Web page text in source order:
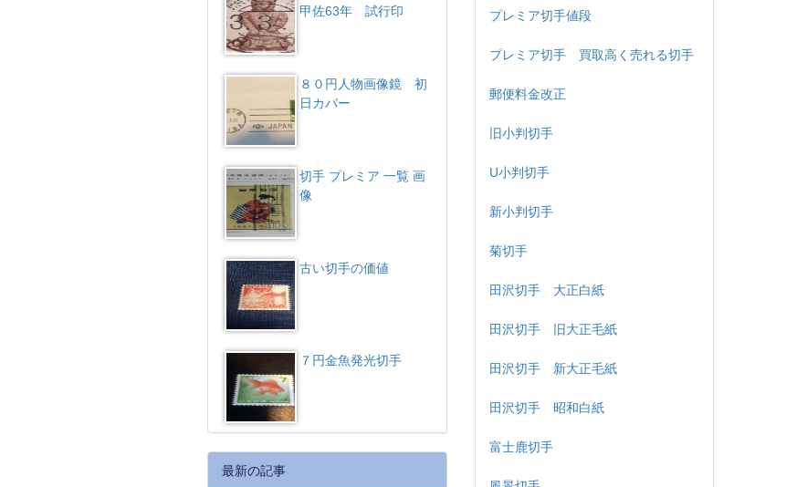
甲佐63年 試行印
８０円人物画像鏡 初
日カバー
切手 プレミア 一覧 画
像
古い切手の価値
７円金魚発光切手
最新の記事
プレミア切手値段
プレミア切手 買取高く売れる切手
郵便料金改正
旧小判切手
U小判切手
新小判切手
菊切手
田沢切手 大正白紙
田沢切手 旧大正毛紙
田沢切手 新大正毛紙
田沢切手 昭和白紙
富士鹿切手